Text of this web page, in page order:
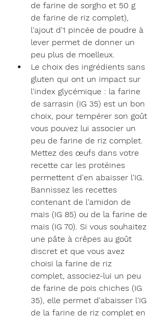
de farine de sorgho et 50 g
de farine de riz complet),
l'ajout d'1 pincée de poudre à
lever permet de donner un
peu plus de moelleux.
Le choix des ingrédients sans
gluten qui ont un impact sur
l'index glycémique : la farine
de sarrasin (IG 35) est un bon
choix, pour tempérer son goût
vous pouvez lui associer un
peu de farine de riz complet.
Mettez des œufs dans votre
recette car les protéines
permettent d'en abaisser l'IG.
Bannissez les recettes
contenant de l'amidon de
maïs (IG 85) ou de la farine de
maïs (IG 70). Si vous souhaitez
une pâte à crêpes au goût
discret et que vous avez
choisi la farine de riz
complet, associez-lui un peu
de farine de pois chiches (IG
35), elle permet d'abaisser l'IG
de la farine de riz complet en